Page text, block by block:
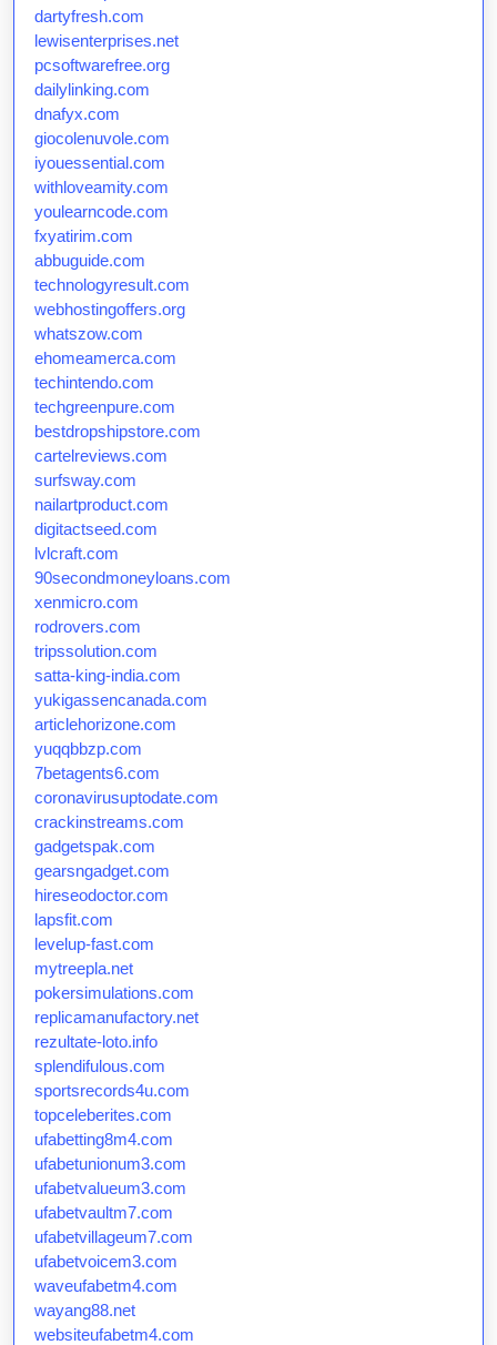
dartyfresh.com
lewisenterprises.net
pcsoftwarefree.org
dailylinking.com
dnafyx.com
giocolenuvole.com
iyouessential.com
withloveamity.com
youlearncode.com
fxyatirim.com
abbuguide.com
technologyresult.com
webhostingoffers.org
whatszow.com
ehomeamerca.com
techintendo.com
techgreenpure.com
bestdropshipstore.com
cartelreviews.com
surfsway.com
nailartproduct.com
digitactseed.com
lvlcraft.com
90secondmoneyloans.com
xenmicro.com
rodrovers.com
tripssolution.com
satta-king-india.com
yukigassencanada.com
articlehorizone.com
yuqqbbzp.com
7betagents6.com
coronavirusuptodate.com
crackinstreams.com
gadgetspak.com
gearsngadget.com
hireseodoctor.com
lapsfit.com
levelup-fast.com
mytreepla.net
pokersimulations.com
replicamanufactory.net
rezultate-loto.info
splendifulous.com
sportsrecords4u.com
topceleberites.com
ufabetting8m4.com
ufabetunionum3.com
ufabetvalueum3.com
ufabetvaultm7.com
ufabetvillageum7.com
ufabetvoicem3.com
waveufabetm4.com
wayang88.net
websiteufabetm4.com